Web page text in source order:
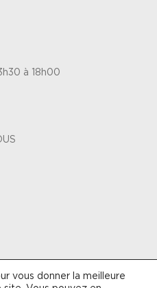
à 18h00
vous donner la meilleure